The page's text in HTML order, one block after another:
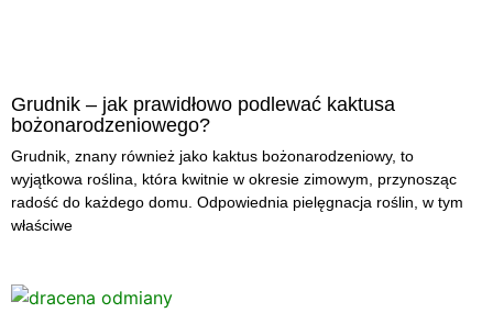
Grudnik – jak prawidłowo podlewać kaktusa
bożonarodzeniowego?
Grudnik, znany również jako kaktus bożonarodzeniowy, to
wyjątkowa roślina, która kwitnie w okresie zimowym, przynosząc
radość do każdego domu. Odpowiednia pielęgnacja roślin, w tym
właściwe